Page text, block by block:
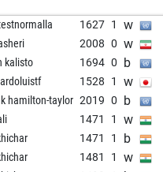
1539 1 w
1560 1 b
1527 0 w
1358 0
1381 0 b
1485 0 w
1757 0
1523 0 w
1627 1 w
2008 0 w
kalisto 1694 0 b
1528 1 w
hamilton-taylor 2019 0 b
1471 1 w
1471 1 b
1481 1 w